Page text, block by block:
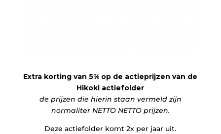
Extra korting van 5% op de actieprijzen van de
Hikoki actiefolder
de prijzen die hierin staan vermeld zijn
normaliter NETTO NETTO prijzen.
Deze actiefolder komt 2x per jaar uit.